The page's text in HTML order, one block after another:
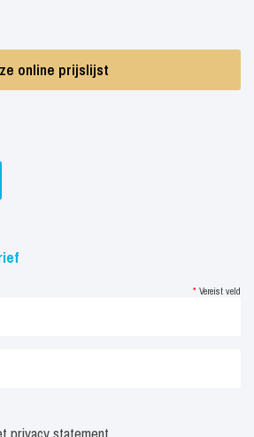
online prijslijst
* Vereist veld